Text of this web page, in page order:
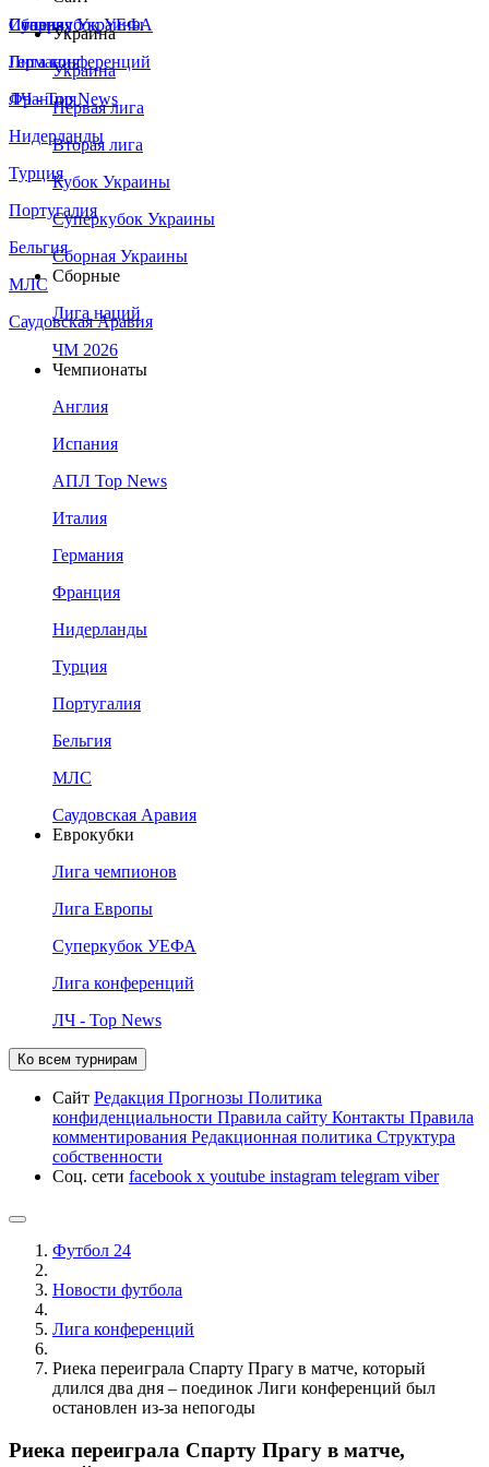
Сборная Украины
Италия
Германия
Франция
Нидерланды
Турция
Португалия
Бельгия
МЛС
Саудовская Аравия
Суперкубок УЕФА
Лига конференций
ЛЧ - Top News
Украина
Украина
Первая лига
Вторая лига
Кубок Украины
Суперкубок Украины
Сборная Украины
Сборные
Лига наций
ЧМ 2026
Чемпионаты
Англия
Испания
АПЛ Top News
Италия
Германия
Франция
Нидерланды
Турция
Португалия
Бельгия
МЛС
Саудовская Аравия
Еврокубки
Лига чемпионов
Лига Европы
Суперкубок УЕФА
Лига конференций
ЛЧ - Top News
Ко всем турнирам
Сайт Редакция Прогнозы Политика
конфиденциальности Правила сайту Контакты Правила
комментирования Редакционная политика Структура
собственности
Соц. сети facebook x youtube instagram telegram viber
Футбол 24
Новости футбола
Лига конференций
Риека переиграла Спарту Прагу в матче, который
длился два дня – поединок Лиги конференций был
остановлен из-за непогоды
Риека переиграла Спарту Прагу в матче,